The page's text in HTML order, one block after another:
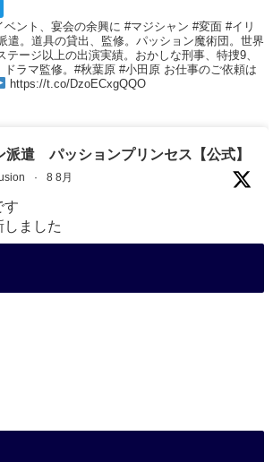
ベント、宴会の余興に #マジシャン #変面 #イリ
遣。道具の貸出、監修。パッション魔術団。世界
テージ以上の出演実績。おかしな刑事、特捜9、
ドラマ監修。#秋葉原 #小田原 お仕事のご依頼は
https://t.co/DzoECxgQQO
派遣 パッションプリンセス【公式】
· 8 8月
す
しました
ン和歌山旅 白浜町・白良湯」